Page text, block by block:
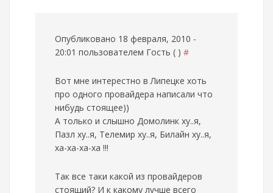
Опубликовано 18 февраля, 2010 -
20:01 пользователем Гость ( ) #
Вот мне интерестно в Липецке хоть
про одного провайдера написали что
нибудь стоящее))
А только и слышно Домолинк ху..я,
Пазл ху..я, Телемир ху..я, Билайн ху..я,
ха-ха-ха-ха !!!
Так все таки какой из провайдеров
стоящий? И к какому лучше всего